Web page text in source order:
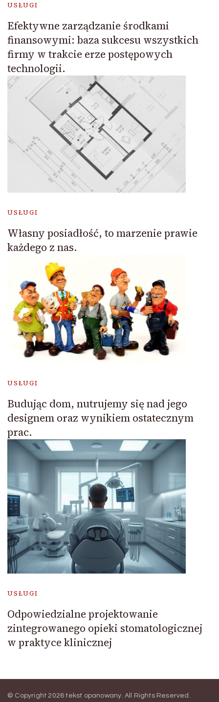
USŁUGI
Efektywne zarządzanie środkami
finansowymi: baza sukcesu wszystkich
firmy w trakcie erze postępowych
technologii.
USŁUGI
Własny posiadłość, to marzenie prawie
każdego z nas.
USŁUGI
Budując dom, nutrujemy się nad jego
designem oraz wynikiem ostatecznym
prac.
USŁUGI
Odpowiedzialne projektowanie
zintegrowanego opieki stomatologicznej
w praktyce klinicznej
© Copyright 2026tekst opanowany. All Rights Reserved.